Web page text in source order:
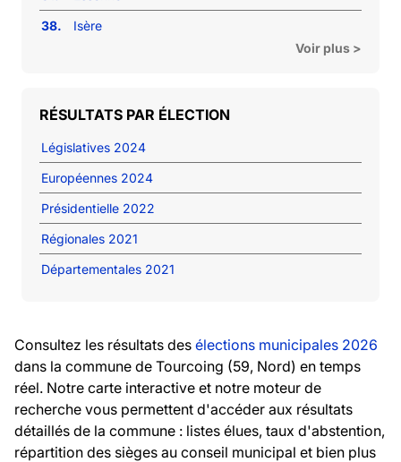
38.
Isère
Voir plus >
RÉSULTATS PAR ÉLECTION
Législatives 2024
Européennes 2024
Présidentielle 2022
Régionales 2021
Départementales 2021
Consultez les résultats des élections municipales 2026
dans la commune de Tourcoing (59, Nord) en temps
réel. Notre carte interactive et notre moteur de
recherche vous permettent d'accéder aux résultats
détaillés de la commune : listes élues, taux d'abstention,
répartition des sièges au conseil municipal et bien plus